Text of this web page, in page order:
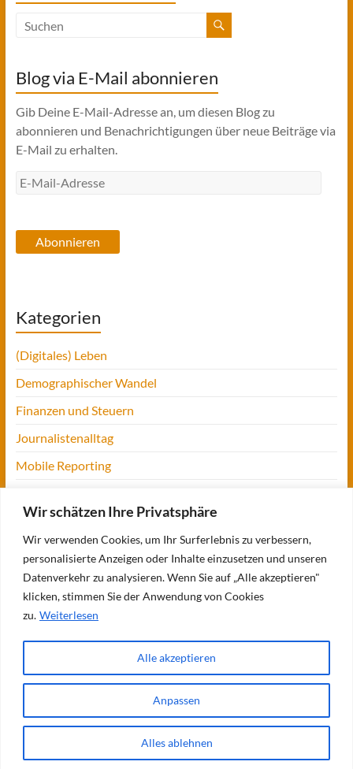
Wir schätzen Ihre Privatsphäre
Wir verwenden Cookies, um Ihr Surferlebnis zu verbessern,
personalisierte Anzeigen oder Inhalte einzusetzen und unseren
Datenverkehr zu analysieren. Wenn Sie auf „Alle akzeptieren"
klicken, stimmen Sie der Anwendung von Cookies
zu. Weiterlesen
Anpassen
Alles ablehnen
Alle akzeptieren
Blog via E-Mail abonnieren
Gib Deine E-Mail-Adresse an, um diesen Blog zu
abonnieren und Benachrichtigungen über neue Beiträge via
E-Mail zu erhalten.
E-
Abonnieren
Kategorien
(Digitales) Leben
Demographischer Wandel
Finanzen und Steuern
Journalistenalltag
Mobile Reporting
Tansania
UofM
Verbraucherjournalismus
Workshops, Konferenzen & Messen
ThemeGrill. Präsentiert von:WordPress.
Meine Projekte
meine Themen
Seminare und Vorträge Meine Referenzen Blogs
Fit für
Datenschutzerklärung